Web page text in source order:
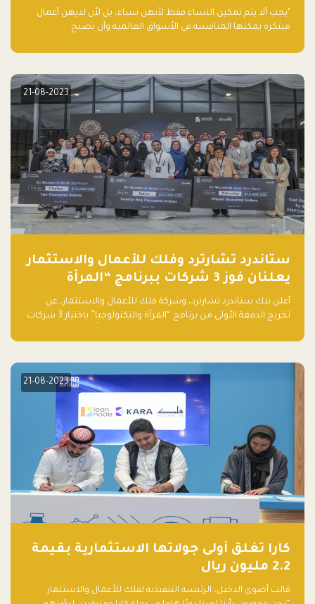
ناشئة تلو الأخرى."
"يجب ألا يتم تمكين النساء فقط لأنهن نساء، بل لأن لديهن أعمال
مبتكرة يمكنها المنافسة في الأسواق العالمية وأن تصبح
21-08-2023
ستاندرد تشارترد وفلك للأعمال والاستثمار
يعلنان فوز 3 شركات ببرنامج “المرأة
والتكنولوجيا”
أعلن بنك ستاندرد تشارترد، وشركة فلك للأعمال والاستثمار، عن
تخريج الدفعة الأولى من برنامج “المرأة والتكنولوجيا” باختيار 3 شركات
الأعمال، اللواتي خضعن لبرنامج حاضنة مدته 8 أسابيع، أفكاراً مبتكرة
21-08-2023
كارا تغلق أولى جولاتها الاستثمارية بقيمة
2.2 مليون ريال
قالت أضوى الدخيل، الرئيسة التنفيذية لفلك للأعمال والاستثمار: